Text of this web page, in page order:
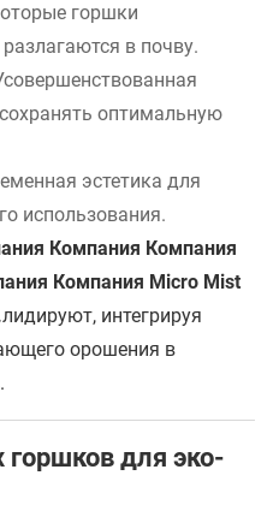
горшки
в почву.
оптимальную
эстетика для
использования.
Компания Компания
Компания Micro Mist
лидируют, интегрируя
орошения в
для эко-